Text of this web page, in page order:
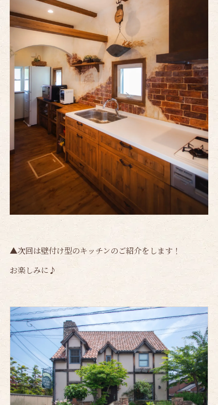
▲次回は壁付け型のキッチンのご紹介をします！
お楽しみに♪